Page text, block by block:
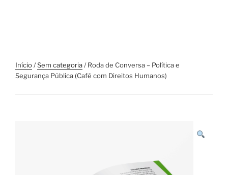
Início/Sem categoria/ Roda de Conversa – Política e
Segurança Pública (Café com Direitos Humanos)